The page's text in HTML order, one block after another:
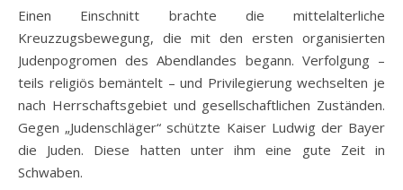
Einen Einschnitt brachte die mittelalterliche
Kreuzzugsbewegung, die mit den ersten organisierten
Judenpogromen des Abendlandes begann. Verfolgung –
teils religiös bemäntelt – und Privilegierung wechselten je
nach Herrschaftsgebiet und gesellschaftlichen Zuständen.
Gegen „Judenschläger“ schützte Kaiser Ludwig der Bayer
die Juden. Diese hatten unter ihm eine gute Zeit in
Schwaben.